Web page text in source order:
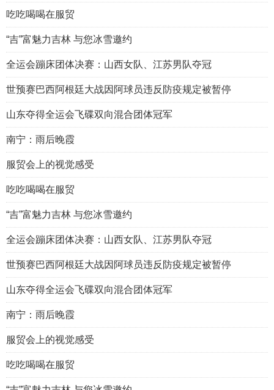
吃吃喝喝在服贸
“吉”富魅力吉林 与您冰雪邀约
全运会蹦床团体决赛：山西女队、江苏男队夺冠
世预赛巴西阿根廷大战因阿球员违反防疫规定被暂停
山东夺得全运会飞碟双向混合团体冠军
南宁：雨后晚霞
服贸会上的视觉感受
吃吃喝喝在服贸
“吉”富魅力吉林 与您冰雪邀约
全运会蹦床团体决赛：山西女队、江苏男队夺冠
世预赛巴西阿根廷大战因阿球员违反防疫规定被暂停
山东夺得全运会飞碟双向混合团体冠军
南宁：雨后晚霞
服贸会上的视觉感受
吃吃喝喝在服贸